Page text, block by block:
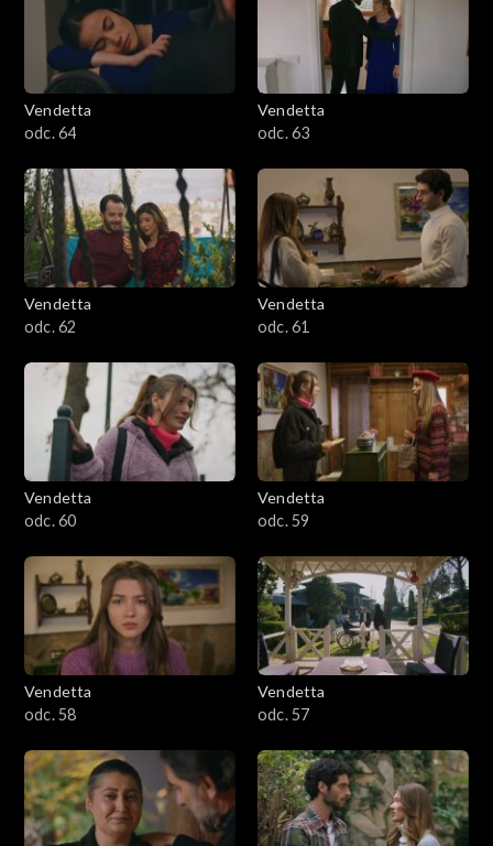
Vendetta
odc. 64
Vendetta
odc. 63
Vendetta
odc. 62
Vendetta
odc. 61
Vendetta
odc. 60
Vendetta
odc. 59
Vendetta
odc. 58
Vendetta
odc. 57